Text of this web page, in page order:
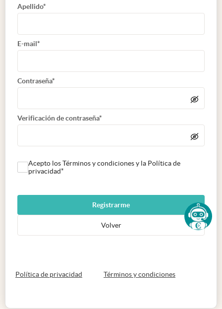
Apellido*
E-mail*
Contraseña*
Verificación de contraseña*
Acepto los Términos y condiciones y la Política de
privacidad*
Registrarme
Volver
Política de privacidad abre en nueva pestaña
Términos y condicionesabre en nueva